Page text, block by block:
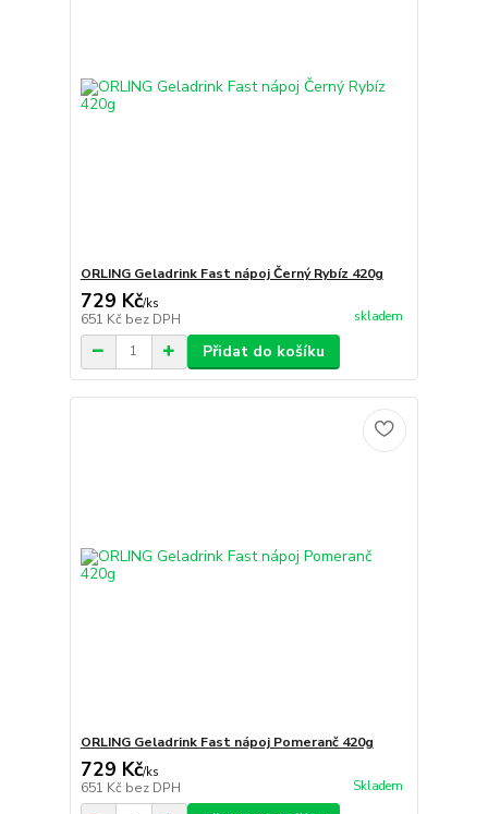
ORLING Geladrink Fast nápoj Černý Rybíz 420g
729 Kč/ks
651 Kč bez DPH skladem
Přidat do košíku
ORLING Geladrink Fast nápoj Pomeranč 420g
729 Kč/ks
651 Kč bez DPH Skladem